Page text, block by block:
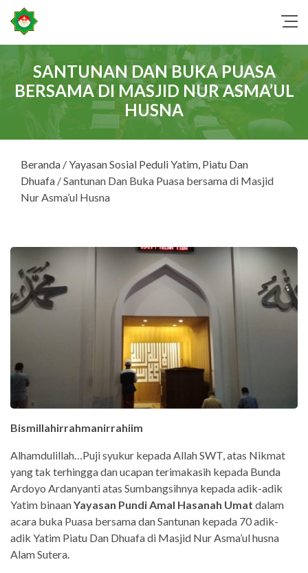
SANTUNAN DAN BUKA PUASA
BERSAMA DI MASJID NUR ASMA’UL
HUSNA
Beranda /Yayasan Sosial Peduli Yatim, Piatu Dan
Dhuafa / Santunan Dan Buka Puasa bersama di Masjid
Nur Asma’ul Husna
Bismillahirrahmanirrahiim
Alhamdulillah…Puji syukur kepada Allah SWT, atas Nikmat
yang tak terhingga dan ucapan terimakasih kepada Bunda
Ardoyo Ardanyanti atas Sumbangsihnya kepada adik-adik
Yatim binaanYayasan Pundi Amal Hasanah Umat dalam
acara buka Puasa bersama dan Santunan kepada 70 adik-
adik Yatim Piatu Dan Dhuafa di Masjid Nur Asma’ul husna
Alam Sutera.